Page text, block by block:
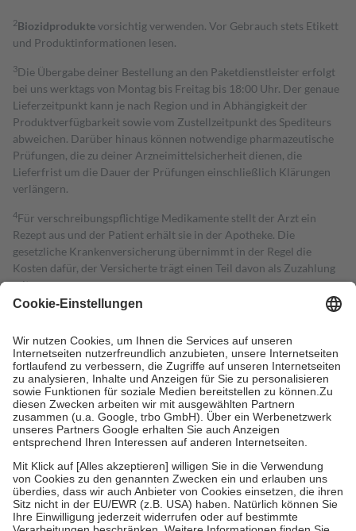
2Biozidproduktevorsichtig verwenden. Vor Gebrauch stets Etikett
und Produktinformationen lesen.
3Die Übergabe deiner Bestellung an den Paketdienstleister erfolgt
bei uns werktags von Montag bis Freitag bis 18:00 Uhr. Der genaue
Lieferzeitpunkt kann je nach Region und in Abhängigkeit der
Produktverfügbarkeit sowie vom Zustellzeitpunkt des Spediteurs
abweichen. Darüber hinaus können notwendige pharmazeutische
Prüfungen, die zu deiner Arzneimittelsicherheit dienen, die
Lieferfrist um die Dauer der Prüfungen einschließlich Klärungen
verlängern.
4Für verschreibungspflichtige Medikamente stellt der Arzt ein
Rezept aus und der Patient erhält sie in der Apotheke. Die
gesetzliche Krankenversicherung übernimmt in der Regel die
Kosten dafür, der Versicherte trägt einen Teil davon als Zuzahlung
mit.
Grundsätzlich leisten Mitglieder Zuzahlungen in Höhe von zehn
höchstens zehn Euro.
Es sind jedoch nie mehr als die tatsächlichen
Kosten der Leistung zu entrichten.
Diese Regeln gelten grundsätzlich auch für Online-Apotheken.
Bei Heilmitteln und häuslicher Krankenpflege beträgt die
Zuzahlung zehn Prozent der Kosten sowie zehn Euro je
Verordnung.
Um das Engagement der Versicherten für ihre eigene Gesundheit zu
stärken und die besondere Stellung der Familie zu unterstützen,
fallenkeine Zuzahlungenan bei:
• Kindern und Jugendlichen bis zum vollendeten 18. Lebensjahr
mit Ausnahme der Fahrkosten
• Untersuchungen zur Vorsorge und Früherkennung, die von der